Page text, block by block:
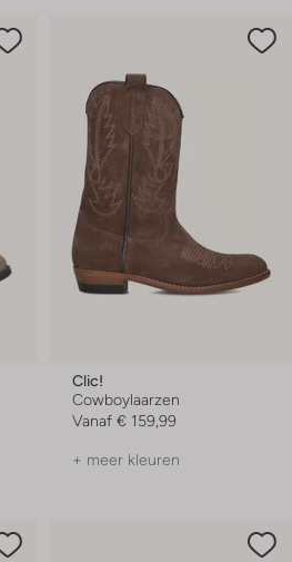
Clic!
Cowboylaarzen
Vanaf € 159,99
+ meer kleuren